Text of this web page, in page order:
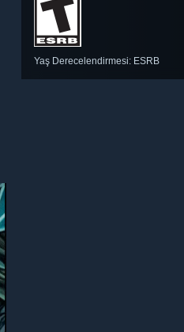
Yaş Derecelendirmesi: ESRB